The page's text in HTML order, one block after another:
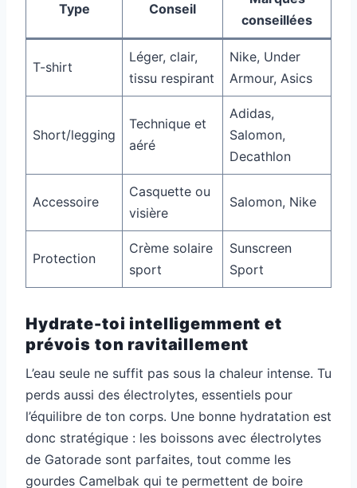
Type Conseil
conseillées
T-shirt
Léger, clair,
tissu respirant
Nike, Under
Armour, Asics
Short/legging
Technique et
aéré
Adidas,
Salomon,
Decathlon
Accessoire
Casquette ou
visière
Salomon, Nike
Protection
Crème solaire
sport
Sunscreen
Sport
Hydrate-toi intelligemment et
prévois ton ravitaillement
L’eau seule ne suffit pas sous la chaleur intense. Tu
perds aussi des électrolytes, essentiels pour
l’équilibre de ton corps. Une bonne hydratation est
donc stratégique : les boissons avec électrolytes
de Gatorade sont parfaites, tout comme les
gourdes Camelbak qui te permettent de boire